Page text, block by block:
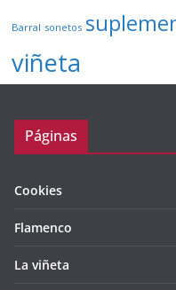
Barral sonetos
viñeta
Páginas
Cookies
Flamenco
La viñeta